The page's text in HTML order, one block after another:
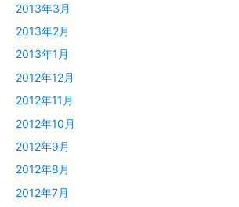
2013年3月
2013年2月
2013年1月
2012年12月
2012年11月
2012年10月
2012年9月
2012年8月
2012年7月